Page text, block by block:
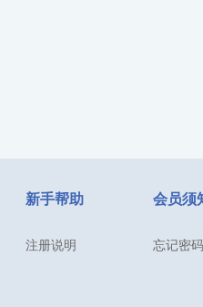
新手帮助
注册说明
会员须
忘记密码